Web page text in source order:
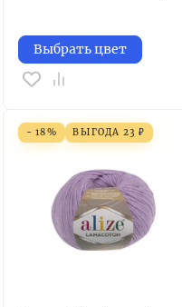
Выбрать цвет
- 18% ВЫГОДА 23 ₽